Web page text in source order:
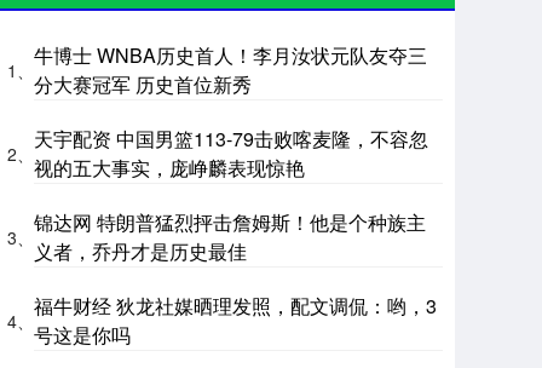
1、
牛博士 WNBA历史首人！李月汝状元队友夺三
分大赛冠军 历史首位新秀
2、
天宇配资 中国男篮113-79击败喀麦隆，不容忽
视的五大事实，庞峥麟表现惊艳
3、
锦达网 特朗普猛烈抨击詹姆斯！他是个种族主
义者，乔丹才是历史最佳
4、
福牛财经 狄龙社媒晒理发照，配文调侃：哟，3
号这是你吗